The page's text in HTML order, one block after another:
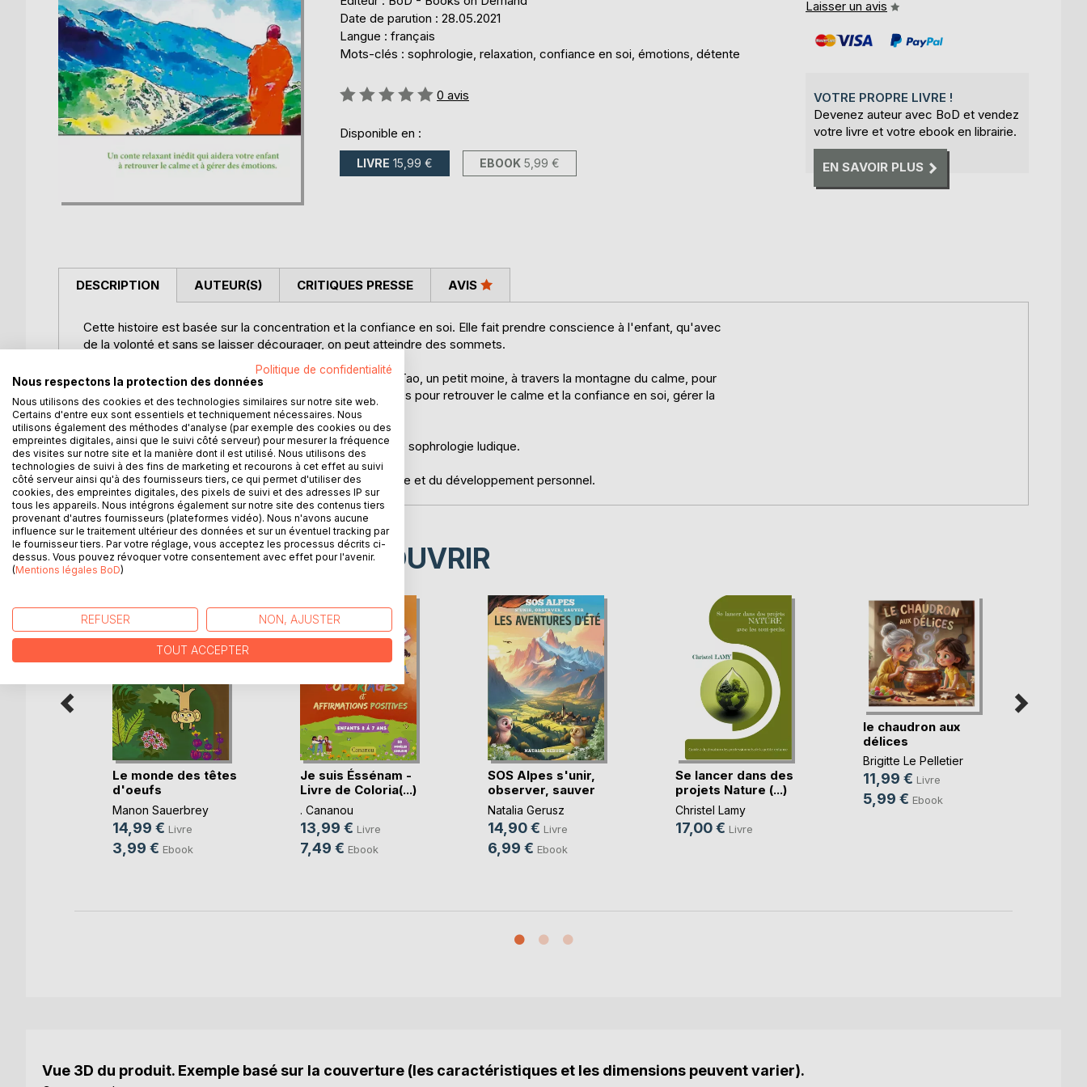
Date de parution : 28.05.2021
Langue : français
Mots-clés : sophrologie, relaxation, confiance en soi, émotions, détente
Évaluation:
0 avis
Disponible en :
LIVRE 15,99 € EBOOK 5,99 €
Laisser un avis
VOTRE PROPRE LIVRE !
Devenez auteur avec BoD et vendez
votre livre et votre ebook en librairie.
EN SAVOIR PLUS
DESCRIPTION
Cette histoire est basée sur la concentration et la confiance en soi. Elle fait prendre conscience à l'enfant, qu'avec
de la volonté et sans se laisser décourager, on peut atteindre des sommets.
A travers ce conte relaxant, votre enfant accompagnera Tao, un petit moine, à travers la montagne du calme, pour
l'aider à arriver au Temple. Tao lui enseignera les exercices pour retrouver le calme et la confiance en soi, gérer la
peur et la colère.
Les exercices proposés sont de véritables techniques de sophrologie ludique.
Un voyage au coeur de l'Asie, sous les signes de l'entraide et du développement personnel.
AUTEUR(S) CRITIQUES PRESSE AVIS
D’AUTRES TITRES À DÉCOUVRIR
Le monde des têtes
d'oeufs
Manon Sauerbrey
14,99 € Livre
3,99 € Ebook
Je suis Éssénam -
Livre de Coloria(...)
. Cananou
13,99 € Livre
7,49 € Ebook
SOS Alpes s'unir,
observer, sauver
Natalia Gerusz
14,90 € Livre
6,99 € Ebook
Se lancer dans des
projets Nature (...)
Christel Lamy
17,00 € Livre
le chaudron aux
délices
Brigitte Le Pelletier
11,99 € Livre
5,99 € Ebook
Vue 3D du produit. Exemple basé sur la couverture (les caractéristiques et les dimensions peuvent varier).
Politique de confidentialité
Nous respectons la protection des données
Nous utilisons des cookies et des technologies similaires sur notre site web.
Certains d'entre eux sont essentiels et techniquement nécessaires. Nous
utilisons également des méthodes d'analyse (par exemple des cookies ou des
empreintes digitales, ainsi que le suivi côté serveur) pour mesurer la fréquence
des visites sur notre site et la manière dont il est utilisé. Nous utilisons des
technologies de suivi à des fins de marketing et recourons à cet effet au suivi
côté serveur ainsi qu'à des fournisseurs tiers, ce qui permet d'utiliser des
cookies, des empreintes digitales, des pixels de suivi et des adresses IP sur
tous les appareils. Nous intégrons également sur notre site des contenus tiers
provenant d'autres fournisseurs (plateformes vidéo). Nous n'avons aucune
influence sur le traitement ultérieur des données et sur un éventuel tracking par
le fournisseur tiers. Par votre réglage, vous acceptez les processus décrits ci-
dessus. Vous pouvez révoquer votre consentement avec effet pour l'avenir.
(Mentions légales BoD)
REFUSER NON, AJUSTER
TOUT ACCEPTER